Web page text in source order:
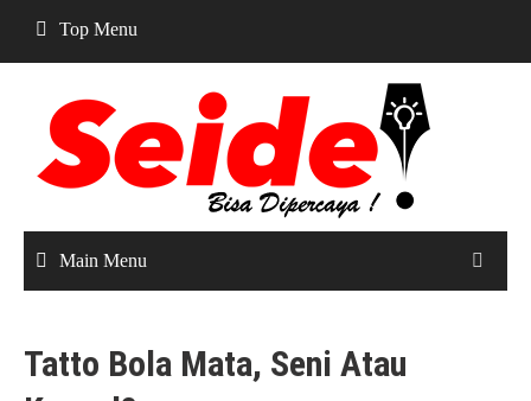
content
Top Menu
Main Menu
Tatto Bola Mata, Seni Atau